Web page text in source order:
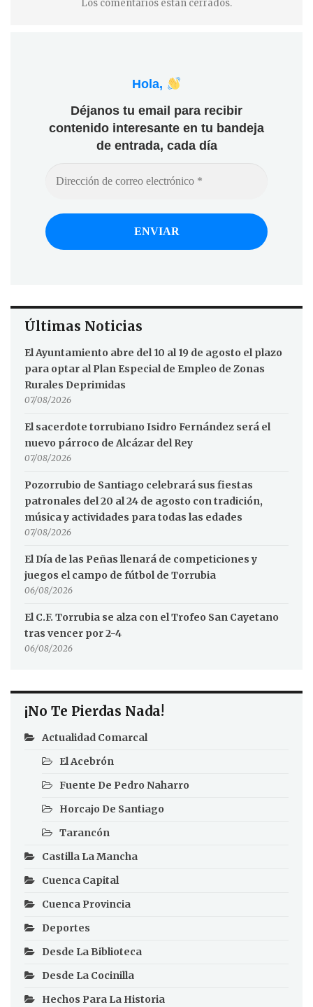
Los comentarios están cerrados.
Hola,
Déjanos tu email para recibir
contenido interesante en tu bandeja
de entrada, cada día
Últimas Noticias
El Ayuntamiento abre del 10 al 19 de agosto el plazo
para optar al Plan Especial de Empleo de Zonas
Rurales Deprimidas
07/08/2026
El sacerdote torrubiano Isidro Fernández será el
nuevo párroco de Alcázar del Rey
07/08/2026
Pozorrubio de Santiago celebrará sus fiestas
patronales del 20 al 24 de agosto con tradición,
música y actividades para todas las edades
07/08/2026
El Día de las Peñas llenará de competiciones y
juegos el campo de fútbol de Torrubia
06/08/2026
El C.F. Torrubia se alza con el Trofeo San Cayetano
tras vencer por 2-4
06/08/2026
¡No Te Pierdas Nada!
Actualidad Comarcal
El Acebrón
Fuente De Pedro Naharro
Horcajo De Santiago
Tarancón
Castilla La Mancha
Cuenca Capital
Cuenca Provincia
Deportes
Desde La Biblioteca
Desde La Cocinilla
Hechos Para La Historia